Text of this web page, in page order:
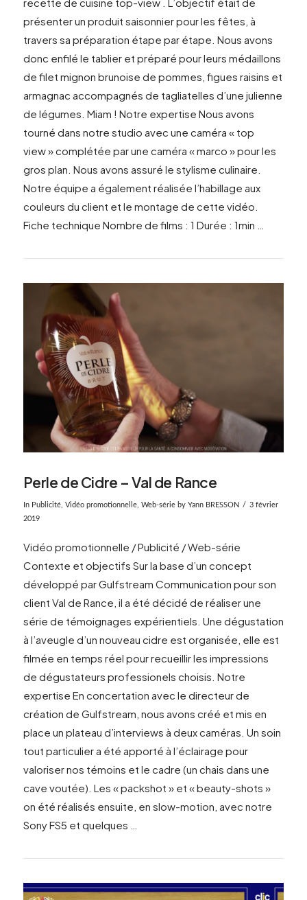
VIEW POST
présenter un produit saisonnier pour les fêtes, à
travers sa préparation étape par étape. Nous avons
donc enfilé le tablier et préparé pour leurs médaillons
de filet mignon brunoise de pommes, figues raisins et
armagnac accompagnés de tagliatelles d’une julienne
de légumes. Miam ! Notre expertise Nous avons
tourné dans notre studio avec une caméra « top
view » complétée par une caméra « marco » pour les
gros plan. Nous avons assuré le stylisme culinaire.
Notre équipe a également réalisée l’habillage aux
couleurs du client et le montage de cette vidéo.
Fiche technique Nombre de films : 1 Durée : 1min …
Perle de Cidre – Val de Rance
In Publicité, Vidéo promotionnelle, Web-sérieby Yann BRESSON
3 février
2019
Vidéo promotionnelle / Publicité / Web-série
Contexte et objectifs Sur la base d’un concept
développé par Gulfstream Communication pour son
client Val de Rance, il a été décidé de réaliser une
série de témoignages expérientiels. Une dégustation
à l’aveugle d’un nouveau cidre est organisée, elle est
filmée en temps réel pour recueillir les impressions
de dégustateurs professionels choisis. Notre
expertise En concertation avec le directeur de
création de Gulfstream, nous avons créé et mis en
place un plateau d’interviews à deux caméras. Un soin
tout particulier a été apporté à l’éclairage pour
valoriser nos témoins et le cadre (un chais dans une
cave voutée). Les « packshot » et « beauty-shots »
on été réalisés ensuite, en slow-motion, avec notre
Sony FS5 et quelques …